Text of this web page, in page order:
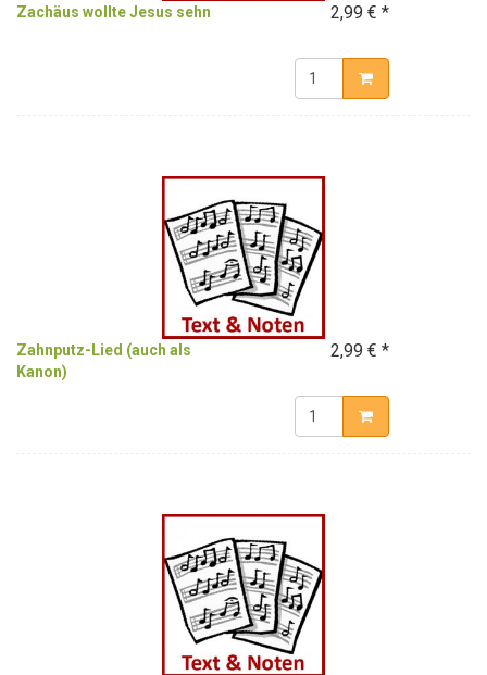
Zachäus wollte Jesus sehn 2,99 € *
Zahnputz-Lied (auch als
Kanon)
2,99 € *